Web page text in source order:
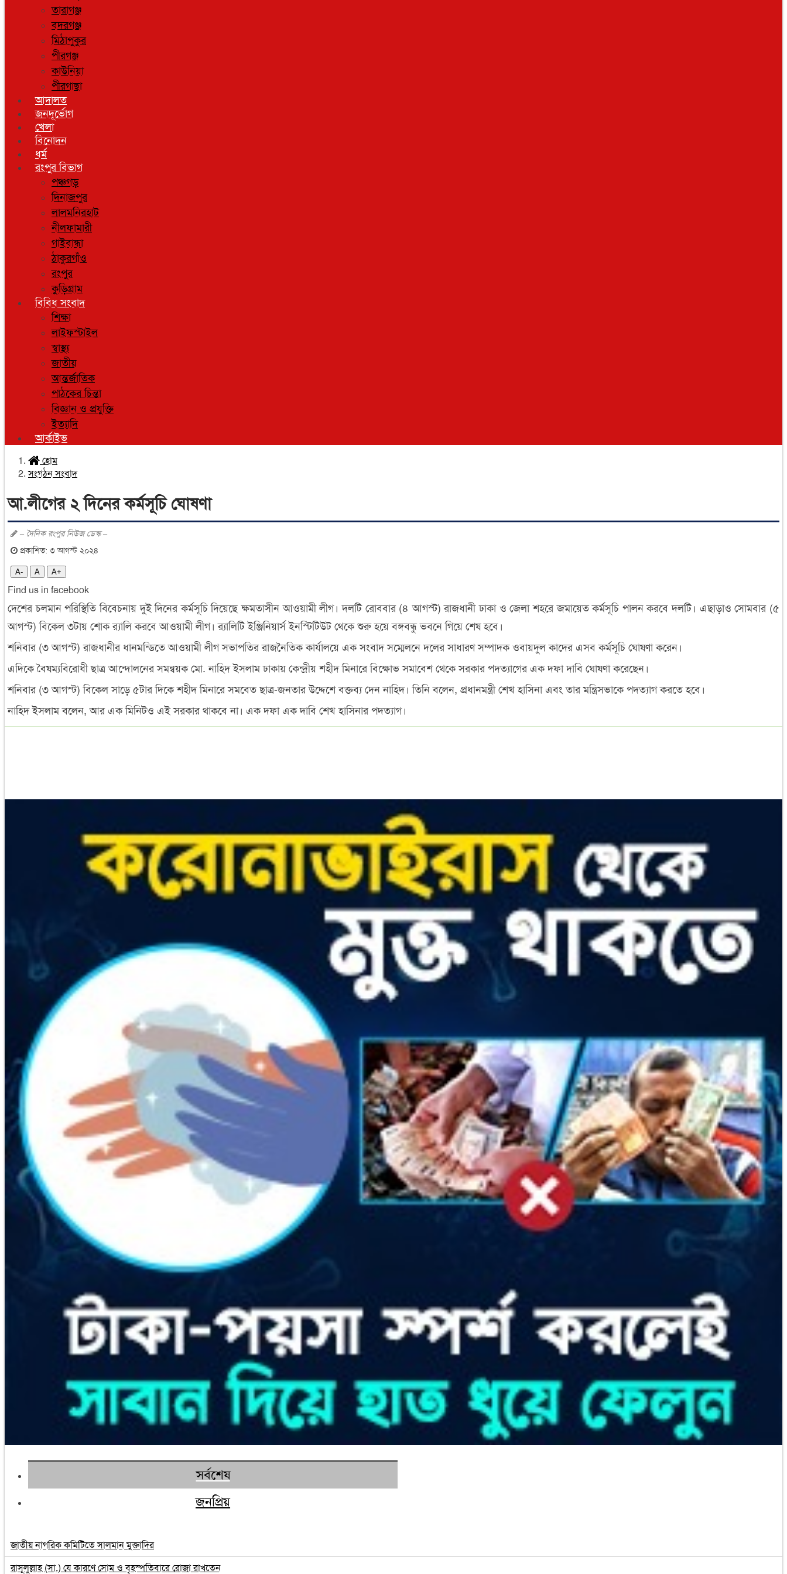
তারাগঞ্জ
বদরগঞ্জ
মিঠাপুকুর
পীরগঞ্জ
কাউনিয়া
পীরগাছা
আদালত
জনদূর্ভোগ
খেলা
বিনোদন
ধর্ম
রংপুর বিভাগ
পঞ্চগড়
দিনাজপুর
লালমনিরহাট
নীলফামারী
গাইবান্ধা
ঠাকুরগাঁও
রংপুর
কুড়িগ্রাম
বিবিধ সংবাদ
শিক্ষা
লাইফস্টাইল
স্বাস্থ্য
জাতীয়
আন্তর্জাতিক
পাঠকের চিন্তা
বিজ্ঞান ও প্রযুক্তি
ইত্যাদি
আর্কাইভ
হোম
সংগঠন সংবাদ
আ.লীগের ২ দিনের কর্মসূচি ঘোষণা
– দৈনিক রংপুর নিউজ ডেস্ক –
প্রকাশিত: ৩ আগস্ট ২০২৪
A- A A+
Find us in facebook
দেশের চলমান পরিস্থিতি বিবেচনায় দুই দিনের কর্মসূচি দিয়েছে ক্ষমতাসীন আওয়ামী লীগ। দলটি রোববার (৪ আগস্ট) রাজধানী ঢাকা ও জেলা শহরে জমায়েত কর্মসূচি পালন করবে দলটি। এছাড়াও সোমবার (৫
আগস্ট) বিকেল ৩টায় শোক র‍্যালি করবে আওয়ামী লীগ। র‍্যালিটি ইঞ্জিনিয়ার্স ইনস্টিটিউট থেকে শুরু হয়ে বঙ্গবন্ধু ভবনে গিয়ে শেষ হবে।
শনিবার (৩ আগস্ট) রাজধানীর ধানমন্ডিতে আওয়ামী লীগ সভাপতির রাজনৈতিক কার্যালয়ে এক সংবাদ সম্মেলনে দলের সাধারণ সম্পাদক ওবায়দুল কাদের এসব কর্মসূচি ঘোষণা করেন।
এদিকে বৈষম্যবিরোধী ছাত্র আন্দোলনের সমন্বয়ক মো. নাহিদ ইসলাম ঢাকায় কেন্দ্রীয় শহীদ মিনারে বিক্ষোভ সমাবেশ থেকে সরকার পদত্যাগের এক দফা দাবি ঘোষণা করেছেন।
শনিবার (৩ আগস্ট) বিকেল সাড়ে ৫টার দিকে শহীদ মিনারে সমবেত ছাত্র-জনতার উদ্দেশে বক্তব্য দেন নাহিদ। তিনি বলেন, প্রধানমন্ত্রী শেখ হাসিনা এবং তার মন্ত্রিসভাকে পদত্যাগ করতে হবে।
নাহিদ ইসলাম বলেন, আর এক মিনিটও এই সরকার থাকবে না। এক দফা এক দাবি শেখ হাসিনার পদত্যাগ।
সর্বশেষ
জনপ্রিয়
জাতীয় নাগরিক কমিটিতে সালমান মুক্তাদির
রাসূলুল্লাহ (সা.) যে কারণে সোম ও বৃহস্পতিবারে রোজা রাখতেন